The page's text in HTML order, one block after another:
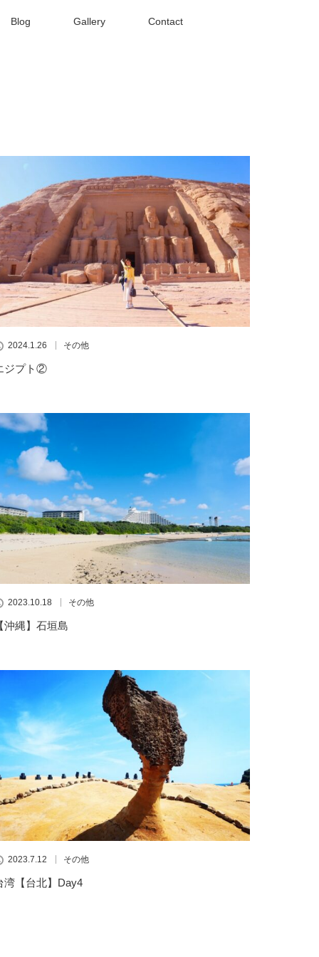
Blog Gallery Contact
2024.1.26 その他
ジプト②
2023.10.18 その他
沖縄】石垣島
2023.7.12 その他
湾【台北】Day4